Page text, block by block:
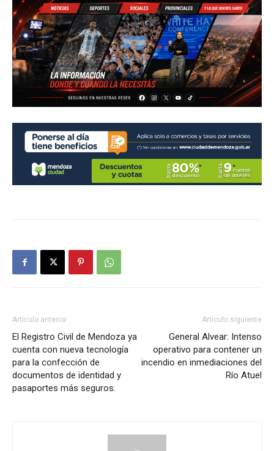
Artículo anterior
El Registro Civil de Mendoza ya
cuenta con nueva tecnología
para la confección de
documentos de identidad y
pasaportes más seguros.
Artículo siguiente
General Alvear: Intenso
operativo para contener un
incendio en inmediaciones del
Río Atuel